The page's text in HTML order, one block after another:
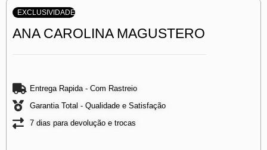
EXCLUSIVIDADE
ANA CAROLINA MAGUSTERO
Entrega Rapida - Com Rastreio
Garantia Total - Qualidade e Satisfação
7 dias para devolução e trocas